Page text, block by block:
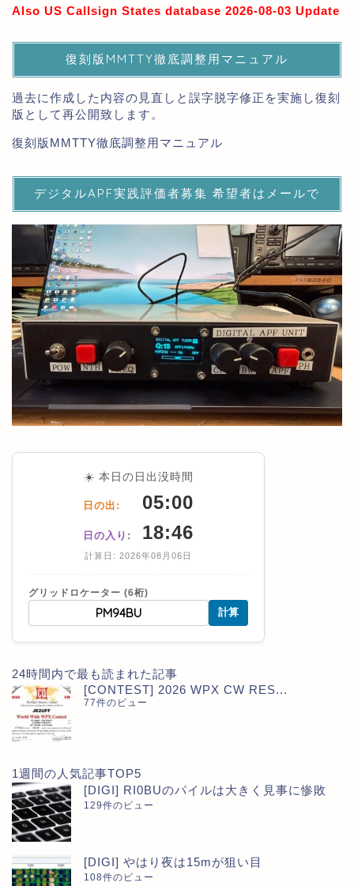
Also US Callsign States database 2026-08-03 Update
復刻版MMTTY徹底調整用マニュアル
過去に作成した内容の見直しと誤字脱字修正を実施し復刻
版として再公開致します。
復刻版MMTTY徹底調整用マニュアル
デジタルAPF実践評価者募集 希望者はメールで
☀️ 本日の日出没時間
日の出: 05:00
日の入り: 18:46
計算日: 2026年08月06日
グリッドロケーター (6桁)
計算
24時間内で最も読まれた記事
[CONTEST] 2026 WPX CW RES...
77件のビュー
1週間の人気記事TOP5
[DIGI] RI0BUのパイルは大きく見事に惨敗
129件のビュー
[DIGI] やはり夜は15mが狙い目
108件のビュー